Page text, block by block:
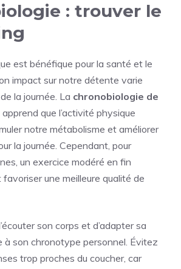
: trouver le
est bénéfique pour la santé et le
impact sur notre détente varie
la journée. La chronobiologie de
que l’activité physique
notre métabolisme et améliorer
la journée. Cependant, pour
un exercice modéré en fin
favoriser une meilleure qualité de
son corps et d’adapter sa
à son chronotype personnel. Évitez
trop proches du coucher, car